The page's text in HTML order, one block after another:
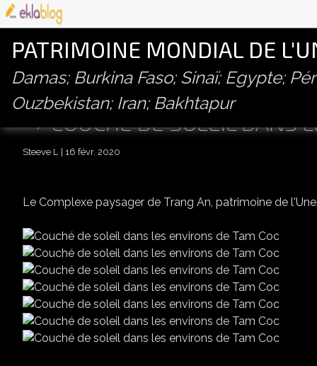
PATRIMOINE MONDIAL DE
Damas; Burkina Faso; Sinaï; Egypte;
Ouzbekistan; Iran; Bakhtapur
COUCHÉ DE SOLEIL DANS
Steeve L 16 févr. 2020
Le Complexe paysager de Trang An, patrimoine de